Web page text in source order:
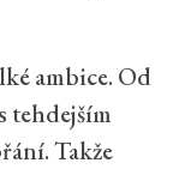
ambice. Od
tehdejším
Takže